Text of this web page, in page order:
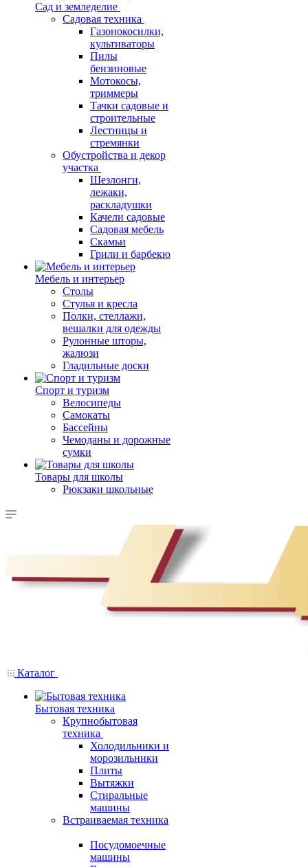
Сад и земледелие
Садовая техника
Газонокосилки,
культиваторы
Пилы
бензиновые
Мотокосы,
триммеры
Тачки садовые и
строительные
Лестницы и
стремянки
Обустройства и декор
участка
Шезлонги,
лежаки,
раскладушки
Качели садовые
Садовая мебель
Скамьи
Грили и барбекю
Мебель и интерьер
Столы
Стулья и кресла
Полки, стеллажи,
вешалки для одежды
Рулонные шторы,
жалюзи
Гладильные доски
Спорт и туризм
Велосипеды
Самокаты
Бассейны
Чемоданы и дорожные
сумки
Товары для школы
Рюкзаки школьные
Каталог
Бытовая техника
Крупнобытовая
техника
Холодильники и
морозильники
Плиты
Вытяжки
Стиральные
машины
Встраиваемая техника
Посудомоечные
машины